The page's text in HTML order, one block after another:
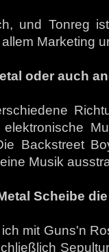
und Tonreg
Marketing
oder auch
Backstreet
Musik
Scheibe
mit Guns'n